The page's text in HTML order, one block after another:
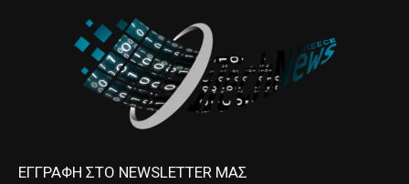
ΕΓΓΡΑΦΗ ΣΤΟ NEWSLETTER ΜΑΣ